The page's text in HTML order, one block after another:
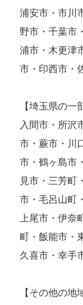
浦安市・市川
野市・千葉市
浦市・木更津
市・印西市・
【埼玉県の一
入間市・所沢
市・蕨市・川
市・鶴ヶ島市
見市・三芳町
市・毛呂山町
上尾市・伊
町・飯能市・
久喜市・幸手
【その他の地